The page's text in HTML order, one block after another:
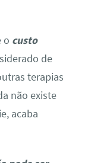
o custo
de
terapias
não existe
acaba